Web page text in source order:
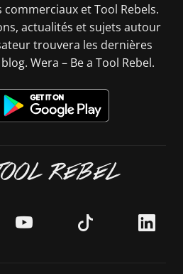
et Tool Rebels.
actualités et sujets autour
trouvera les dernières
Wera – Be a Tool Rebel.
REBEL